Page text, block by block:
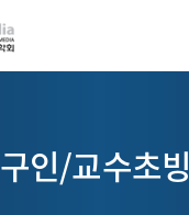
구인/교수초빙